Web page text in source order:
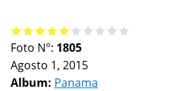
Foto N°: 1805
Agosto 1, 2015
Album: Panama